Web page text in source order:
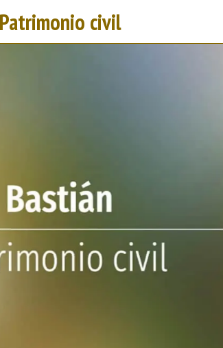
Patrimonio civil